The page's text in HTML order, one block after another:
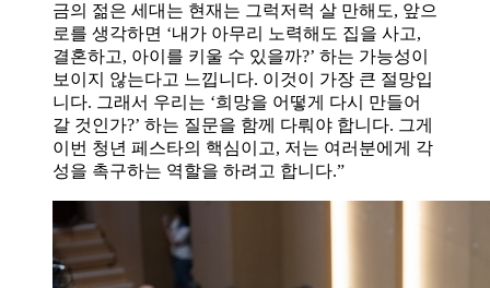
금의 젊은 세대는 현재는 그럭저럭 살 만해도, 앞으
로를 생각하면 ‘내가 아무리 노력해도 집을 사고,
결혼하고, 아이를 키울 수 있을까?’ 하는 가능성이
보이지 않는다고 느낍니다. 이것이 가장 큰 절망입
니다. 그래서 우리는 ‘희망을 어떻게 다시 만들어
갈 것인가?’ 하는 질문을 함께 다뤄야 합니다. 그게
이번 청년 페스타의 핵심이고, 저는 여러분에게 각
성을 촉구하는 역할을 하려고 합니다.”